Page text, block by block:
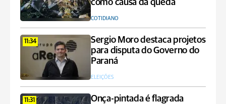
como causa da queda
COTIDIANO
11:34
Sergio Moro destaca projetos
para disputa do Governo do
Paraná
ELEIÇÕES
11:31
Onça-pintada é flagrada